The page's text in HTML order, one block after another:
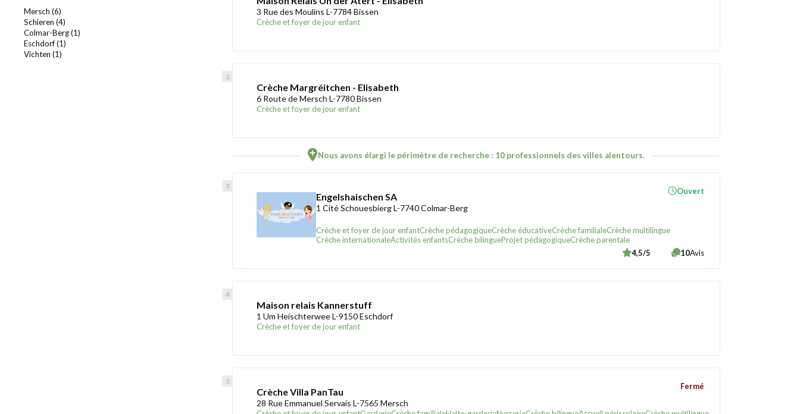
Mersch (6)
Schieren (4)
Colmar-Berg (1)
Eschdorf (1)
Vichten (1)
3 Rue des Moulins L-7784 Bissen
Crèche et foyer de jour enfant
Crèche Margréitchen - Elisabeth
6 Route de Mersch L-7780 Bissen
Crèche et foyer de jour enfant
Nous avons élargi le périmètre de recherche : 10 professionnels des villes alentours.
Engelshaischen SA
1 Cité Schouesbierg L-7740 Colmar-Berg
Crèche et foyer de jour enfantCrèche pédagogiqueCrèche éducativeCrèche familialeCrèche multilingue
Crèche internationaleActivités enfantsCrèche bilingueProjet pédagogiqueCrèche parentale
Ouvert
4,5/5 10Avis
Maison relais Kannerstuff
1 Um Heischterwee L-9150 Eschdorf
Crèche et foyer de jour enfant
Crèche Villa PanTau
28 Rue Emmanuel Servais L-7565 Mersch
Fermé